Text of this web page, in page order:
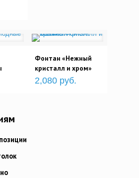
Фонтан «Нежный
кристалл и хром»
2,080 руб.